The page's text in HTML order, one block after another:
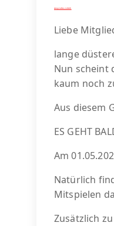
Anspielfest 2025
Liebe
lange
Nun scheint
kaum noch
Aus diesem
ES GEHT
Am
Natürlich
Mitspielen
Zusätzlich